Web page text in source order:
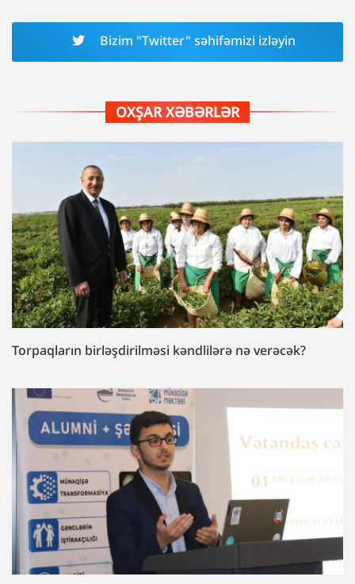
Bizim "Twitter" səhifəmizi izləyin
OXŞAR XƏBƏRLƏR
Torpaqların birləşdirilməsi kəndlilərə nə verəcək?